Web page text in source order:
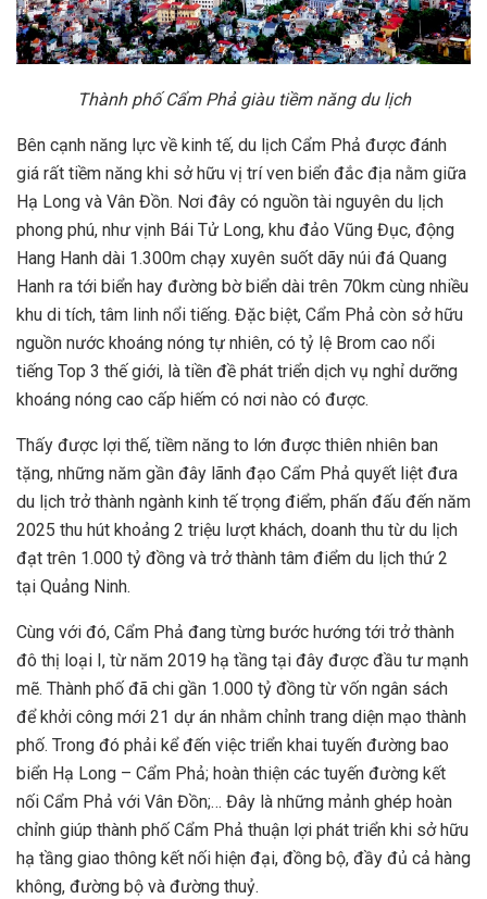
Thành phố Cẩm Phả giàu tiềm năng du lịch
Bên cạnh năng lực về kinh tế, du lịch Cẩm Phả được đánh
giá rất tiềm năng khi sở hữu vị trí ven biển đắc địa nằm giữa
Hạ Long và Vân Đồn. Nơi đây có nguồn tài nguyên du lịch
phong phú, như vịnh Bái Tử Long, khu đảo Vũng Đục, động
Hang Hanh dài 1.300m chạy xuyên suốt dãy núi đá Quang
Hanh ra tới biển hay đường bờ biển dài trên 70km cùng nhiều
khu di tích, tâm linh nổi tiếng. Đặc biệt, Cẩm Phả còn sở hữu
nguồn nước khoáng nóng tự nhiên, có tỷ lệ Brom cao nổi
tiếng Top 3 thế giới, là tiền đề phát triển dịch vụ nghỉ dưỡng
khoáng nóng cao cấp hiếm có nơi nào có được.
Thấy được lợi thế, tiềm năng to lớn được thiên nhiên ban
tặng, những năm gần đây lãnh đạo Cẩm Phả quyết liệt đưa
du lịch trở thành ngành kinh tế trọng điểm, phấn đấu đến năm
2025 thu hút khoảng 2 triệu lượt khách, doanh thu từ du lịch
đạt trên 1.000 tỷ đồng và trở thành tâm điểm du lịch thứ 2
tại Quảng Ninh.
Cùng với đó, Cẩm Phả đang từng bước hướng tới trở thành
đô thị loại I, từ năm 2019 hạ tầng tại đây được đầu tư mạnh
mẽ. Thành phố đã chi gần 1.000 tỷ đồng từ vốn ngân sách
để khởi công mới 21 dự án nhằm chỉnh trang diện mạo thành
phố. Trong đó phải kể đến việc triển khai tuyến đường bao
biển Hạ Long – Cẩm Phả; hoàn thiện các tuyến đường kết
nối Cẩm Phả với Vân Đồn;… Đây là những mảnh ghép hoàn
chỉnh giúp thành phố Cẩm Phả thuận lợi phát triển khi sở hữu
hạ tầng giao thông kết nối hiện đại, đồng bộ, đầy đủ cả hàng
không, đường bộ và đường thuỷ.